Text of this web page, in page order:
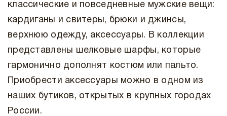
классические и повседневные мужские вещи:
кардиганы и свитеры, брюки и джинсы,
верхнюю одежду, аксессуары. В коллекции
представлены шелковые шарфы, которые
гармонично дополнят костюм или пальто.
Приобрести аксессуары можно в одном из
наших бутиков, открытых в крупных городах
России.